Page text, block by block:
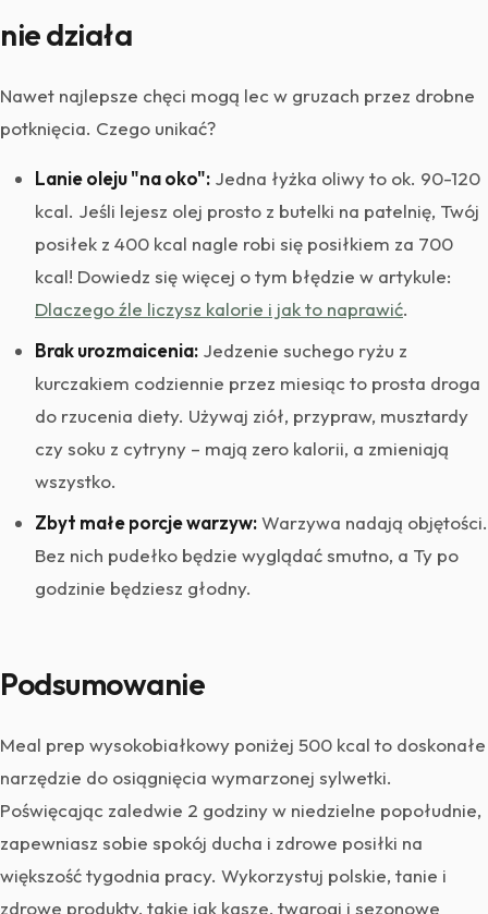
nie działa
Nawet najlepsze chęci mogą lec w gruzach przez drobne
potknięcia. Czego unikać?
Lanie oleju "na oko": Jedna łyżka oliwy to ok. 90-120
kcal. Jeśli lejesz olej prosto z butelki na patelnię, Twój
posiłek z 400 kcal nagle robi się posiłkiem za 700
kcal! Dowiedz się więcej o tym błędzie w artykule:
Dlaczego źle liczysz kalorie i jak to naprawić.
Brak urozmaicenia: Jedzenie suchego ryżu z
kurczakiem codziennie przez miesiąc to prosta droga
do rzucenia diety. Używaj ziół, przypraw, musztardy
czy soku z cytryny – mają zero kalorii, a zmieniają
wszystko.
Zbyt małe porcje warzyw:Warzywa nadają objętości.
Bez nich pudełko będzie wyglądać smutno, a Ty po
godzinie będziesz głodny.
Podsumowanie
Meal prep wysokobiałkowy poniżej 500 kcal to doskonałe
narzędzie do osiągnięcia wymarzonej sylwetki.
Poświęcając zaledwie 2 godziny w niedzielne popołudnie,
zapewniasz sobie spokój ducha i zdrowe posiłki na
większość tygodnia pracy. Wykorzystuj polskie, tanie i
zdrowe produkty, takie jak kasze, twarogi i sezonowe